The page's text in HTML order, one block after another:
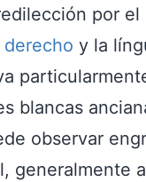
por el
derecho y la
blancas
observar
generalmente